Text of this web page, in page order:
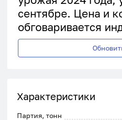
сентябре. Цена и
обговаривается
Характеристики
Партия, тонн